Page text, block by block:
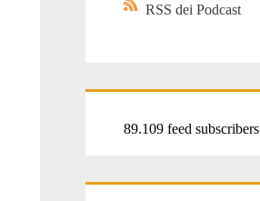
RSS dei Podcast
89.109 feed subscribers